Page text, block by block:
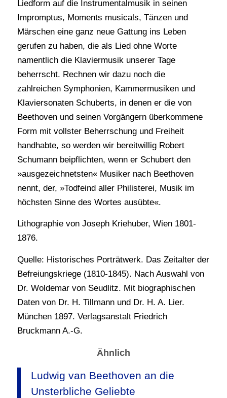
Liedform auf die Instrumentalmusik in seinen
Impromptus, Moments musicals, Tänzen und
Märschen eine ganz neue Gattung ins Leben
gerufen zu haben, die als Lied ohne Worte
namentlich die Klaviermusik unserer Tage
beherrscht. Rechnen wir dazu noch die
zahlreichen Symphonien, Kammermusiken und
Klaviersonaten Schuberts, in denen er die von
Beethoven und seinen Vorgängern überkommene
Form mit vollster Beherrschung und Freiheit
handhabte, so werden wir bereitwillig Robert
Schumann beipflichten, wenn er Schubert den
»ausgezeichnetsten« Musiker nach Beethoven
nennt, der, »Todfeind aller Philisterei, Musik im
höchsten Sinne des Wortes ausübte«.
Lithographie von Joseph Kriehuber, Wien 1801-
1876.
Quelle: Historisches Porträtwerk. Das Zeitalter der
Befreiungskriege (1810-1845). Nach Auswahl von
Dr. Woldemar von Seudlitz. Mit biographischen
Daten von Dr. H. Tillmann und Dr. H. A. Lier.
München 1897. Verlagsanstalt Friedrich
Bruckmann A.-G.
Ähnlich
Ludwig van Beethoven an die
Unsterbliche Geliebte